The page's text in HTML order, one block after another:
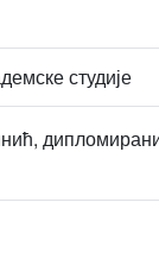
студије